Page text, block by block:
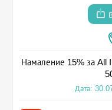
Намаление 15% за All
Дата: